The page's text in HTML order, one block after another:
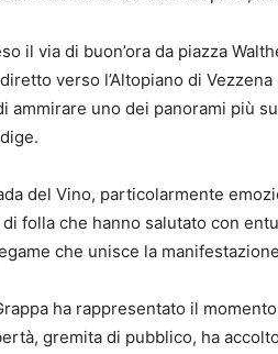
il via di buon’ora da piazza
verso l’Altopiano di
ammirare uno dei panorami più
del Vino, particolarmente
folla che hanno salutato con
che unisce la
ha rappresentato il
gremita di pubblico, ha